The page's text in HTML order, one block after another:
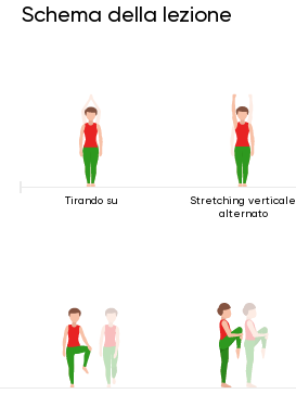
Schema della lezione
Tirando su
Stretching verticale
alternato